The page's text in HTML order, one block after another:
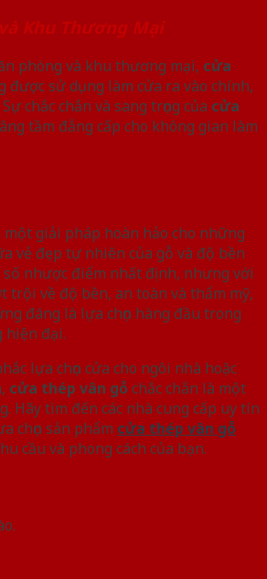
Khu Thương Mại
phòng và khu thương mại, cửa
được sử dụng làm cửa ra vào chính,
chắc chắn và sang trọng của cửa
tầm đẳng cấp cho không gian làm
một giải pháp hoàn hảo cho những
vẻ đẹp tự nhiên của gỗ và độ bền
số nhược điểm nhất định, nhưng với
trội về độ bền, an toàn và thẩm mỹ,
đáng là lựa chọn hàng đầu trong
hiện đại.
lựa chọn cửa cho ngôi nhà hoặc
cửa thép vân gỗ chắc chắn là một
Hãy tìm đến các nhà cung cấp uy tín
chọn sản phẩm cửa thép vân gỗ
cầu và phong cách của bạn.